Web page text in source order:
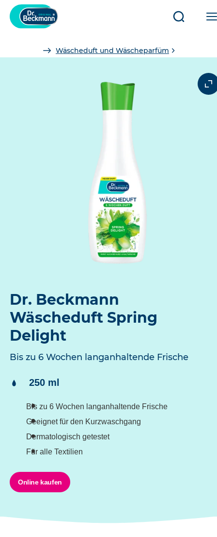
Wäscheduft und Wäscheparfüm
Dr. Beckmann
Wäscheduft Spring
Delight
Bis zu 6 Wochen langanhaltende Frische
Inhalt:250 ml
Bis zu 6 Wochen langanhaltende Frische
Geeignet für den Kurzwaschgang
Dermatologisch getestet
Für alle Textilien
Online kaufen